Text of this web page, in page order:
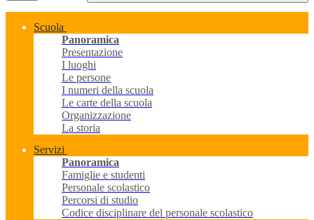
Scuola
Panoramica
Presentazione
I luoghi
Le persone
I numeri della scuola
Le carte della scuola
Organizzazione
La storia
Servizi
Panoramica
Famiglie e studenti
Personale scolastico
Percorsi di studio
Codice disciplinare del personale scolastico